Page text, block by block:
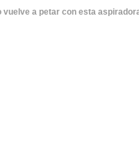
vuelve a petar con esta